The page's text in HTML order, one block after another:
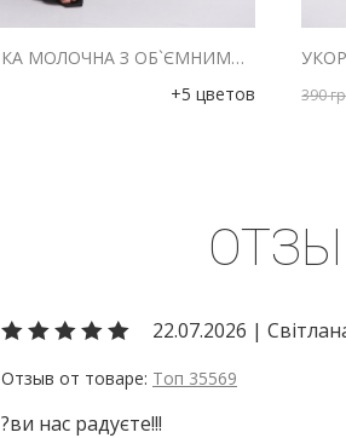
ЖІНОЧА ФУТБОЛКА МОЛОЧНА З ОБ`ЄМНИМИ ПЛЕЧИМА
+5 цветов 390
22.07.2026 |
Топ 35569
?ви нас радуєте!!!